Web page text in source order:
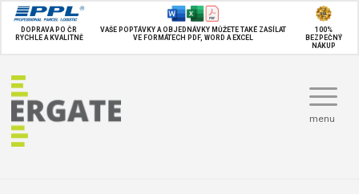
DOPRAVA PO ČR
RYCHLE A KVALITNĚ
VAŠE POPTÁVKY A OBJEDNÁVKY MŮŽETE TAKÉ ZASÍLAT
VE FORMÁTECH PDF, WORD A EXCEL
100%
BEZPEČNÝ
NÁKUP
menu